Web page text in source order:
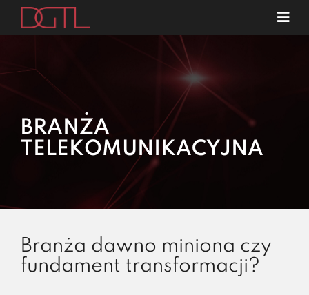
Przejdź
specjalizacje
blog
kariera
BRANŻA
TELEKOMUNIKACYJNA
Branża dawno miniona czy
fundament transformacji?